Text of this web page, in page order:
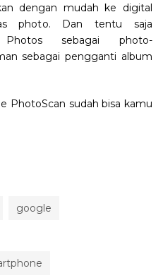
dengan mudah ke digital
photo. Dan tentu saja
Photos sebagai photo-
sebagai pengganti album
PhotoScan sudah bisa kamu
google